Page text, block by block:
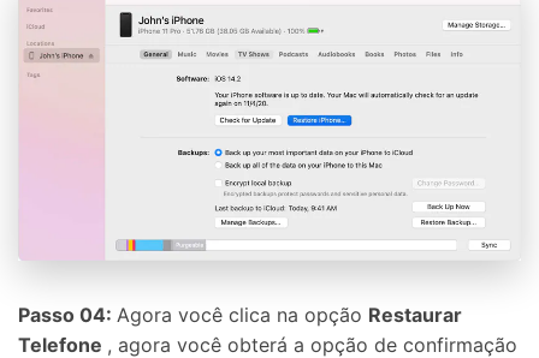
Passo 04: Agora você clica na opção Restaurar
Telefone , agora você obterá a opção de confirmação